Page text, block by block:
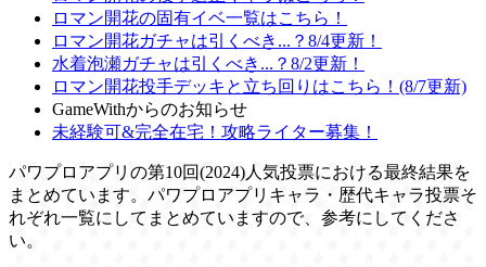
ロマン開花の固有イベ一覧はこちら！
ロマン開花ガチャは引くべき...？8/4更新！
水着泡瀬ガチャは引くべき...？8/2更新！
ロマン開花投手デッキと立ち回りはこちら！(8/7更新)
GameWithからのお知らせ
未経験可&完全在宅！攻略ライター募集！
パワプロアプリの第10回(2024)人気投票における最終結果を
まとめています。パワプロアプリキャラ・歴代キャラ投票そ
れぞれ一覧にしてまとめていますので、参考にしてくださ
い。